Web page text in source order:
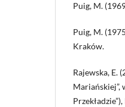
Puig, M.
Puig, M.
Kraków.
Rajewska, E.
Mariańskiej”,